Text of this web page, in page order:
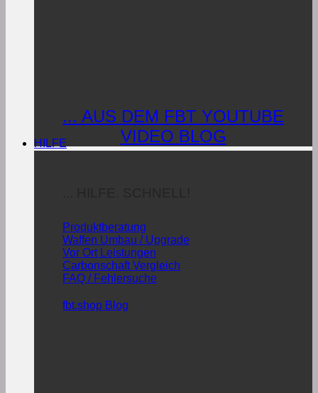
... AUS DEM FBT YOUTUBE
VIDEO BLOG
HILFE
Produktberatung
Waffen Umbau / Upgrade
Vor Ort Leistungen
Carbonschaft Vergleich
FAQ / Fehlersuche
fbt.shop Blog